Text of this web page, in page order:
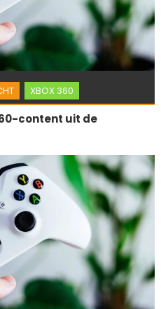
XBOX 360
content uit de